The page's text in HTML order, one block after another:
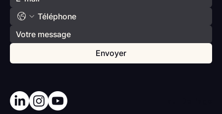
Envoyer